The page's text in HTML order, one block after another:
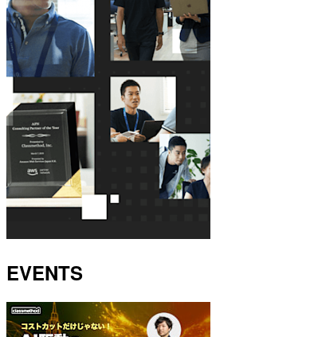
EVENTS